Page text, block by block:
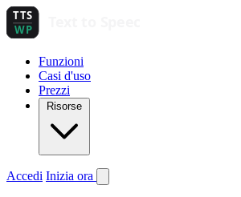
Funzioni
Casi d'uso
Prezzi
Risorse
Accedi Inizia ora